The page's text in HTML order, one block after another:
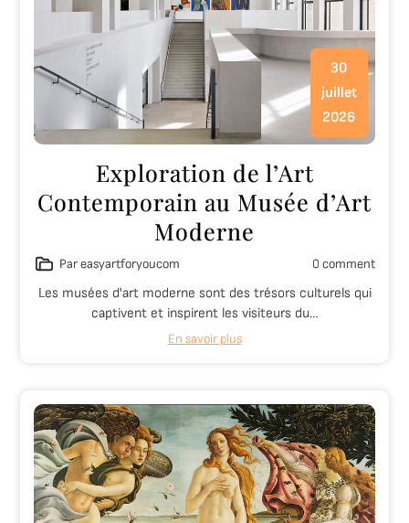
30
juillet
2026
Exploration de l’Art
Contemporain au Musée d’Art
Moderne
Par easyartforyoucom 0 comment
Les musées d'art moderne sont des trésors culturels qui
captivent et inspirent les visiteurs du…
En savoir plus